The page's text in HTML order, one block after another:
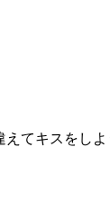
てキスをし